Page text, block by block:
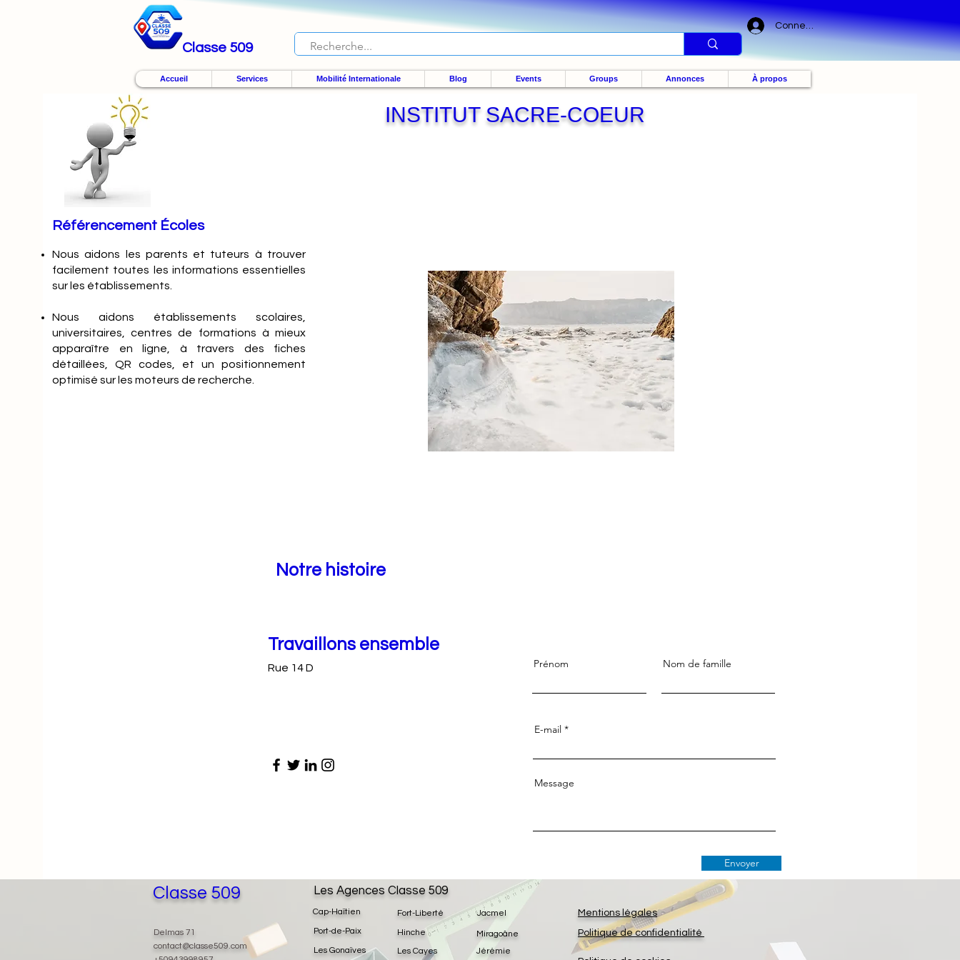
Classe 509
Connexion
Accueil Services Mobilité Internationale Blog Events Groups Annonces À propos
Référencement Écoles
Nousaidons les parents et tuteurs à trouver
facilement toutes les informations essentielles
sur les établissements.
Nous aidons établissements scolaires,
universitaires, centres de formations à mieux
apparaître en ligne, à travers des fiches
détaillées, QR codes, et un positionnement
optimisé sur les moteurs de recherche.
INSTITUT SACRE-COEUR
Notre histoire
Travaillons ensemble
Rue 14 D Prénom Nom de famille
E-mail
Message
Envoyer
Classe 509
Delmas 71
contact@classe509.com
Fort-Liberté
Hinche
Les Cayes
Jacmel
Jérémie
Miragoâne
Les Agences Classe 509
Cap-Haïtien
Port-de-Paix
Les Gonaïves
Mentions légales
Politique de confidentialité